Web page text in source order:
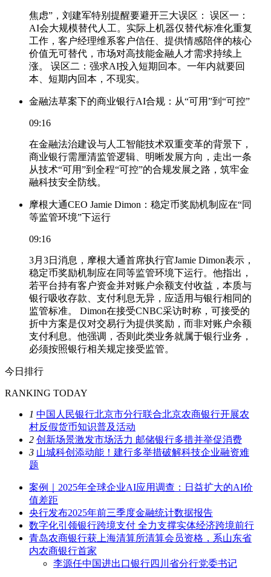
焦虑”，刘建军特别提醒要避开三大误区： 误区一：
AI会大规模替代人工。实际上机器仅替代标准化重复
工作，客户经理维系客户信任、提供情感陪伴的核心
价值无可替代，市场对高技能金融人才需求持续上
涨。 误区二：强求AI投入短期回本。一年内就要回
本、短期内回本，不现实。
金融法草案下的商业银行AI合规：从“可用”到“可控”
09:16
在金融法治建设与人工智能技术双重变革的背景下，
商业银行需厘清监管逻辑、明晰发展方向，走出一条
从技术“可用”到全程“可控”的合规发展之路，筑牢金
融科技安全防线。
摩根大通CEO Jamie Dimon：稳定币奖励机制应在“同
等监管环境”下运行
09:16
3月3日消息，摩根大通首席执行官Jamie Dimon表示，
稳定币奖励机制应在同等监管环境下运行。他指出，
若平台持有客户资金并对账户余额支付收益，本质与
银行吸收存款、支付利息无异，应适用与银行相同的
监管标准。 Dimon在接受CNBC采访时称，可接受的
折中方案是仅对交易行为提供奖励，而非对账户余额
支付利息。他强调，否则此类业务就属于银行业务，
必须按照银行相关规定接受监管。
今日排行
RANKING TODAY
1 中国人民银行北京市分行联合北京农商银行开展农
村反假货币知识普及活动
2 创新场景激发市场活力 邮储银行多措并举促消费
3 山城科创添动能！建行多举措破解科技企业融资难
题
案例｜2025年全球企业AI应用调查：日益扩大的AI价
值差距
央行发布2025年前三季度金融统计数据报告
数字化引领银行跨境支付 全力支撑实体经济跨境前行
青岛农商银行获上海清算所清算会员资格，系山东省
内农商银行首家
李源任中国进出口银行四川省分行党委书记